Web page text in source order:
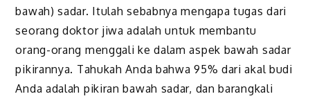
bawah) sadar. Itulah sebabnya mengapa tugas dari
seorang doktor jiwa adalah untuk membantu
orang-orang menggali ke dalam aspek bawah sadar
pikirannya. Tahukah Anda bahwa 95% dari akal budi
Anda adalah pikiran bawah sadar, dan barangkali